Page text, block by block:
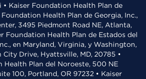
• Kaiser Foundation Health Plan de
Health Plan de Georgia, Inc.,
3495 Piedmont Road NE, Atlanta,
Foundation Health Plan de Estados del
en Maryland, Virginia, y Washington,
City Drive, Hyattsville, MD, 20785 •
Health Plan del Noroeste, 500 NE
100, Portland, OR 97232 • Kaiser